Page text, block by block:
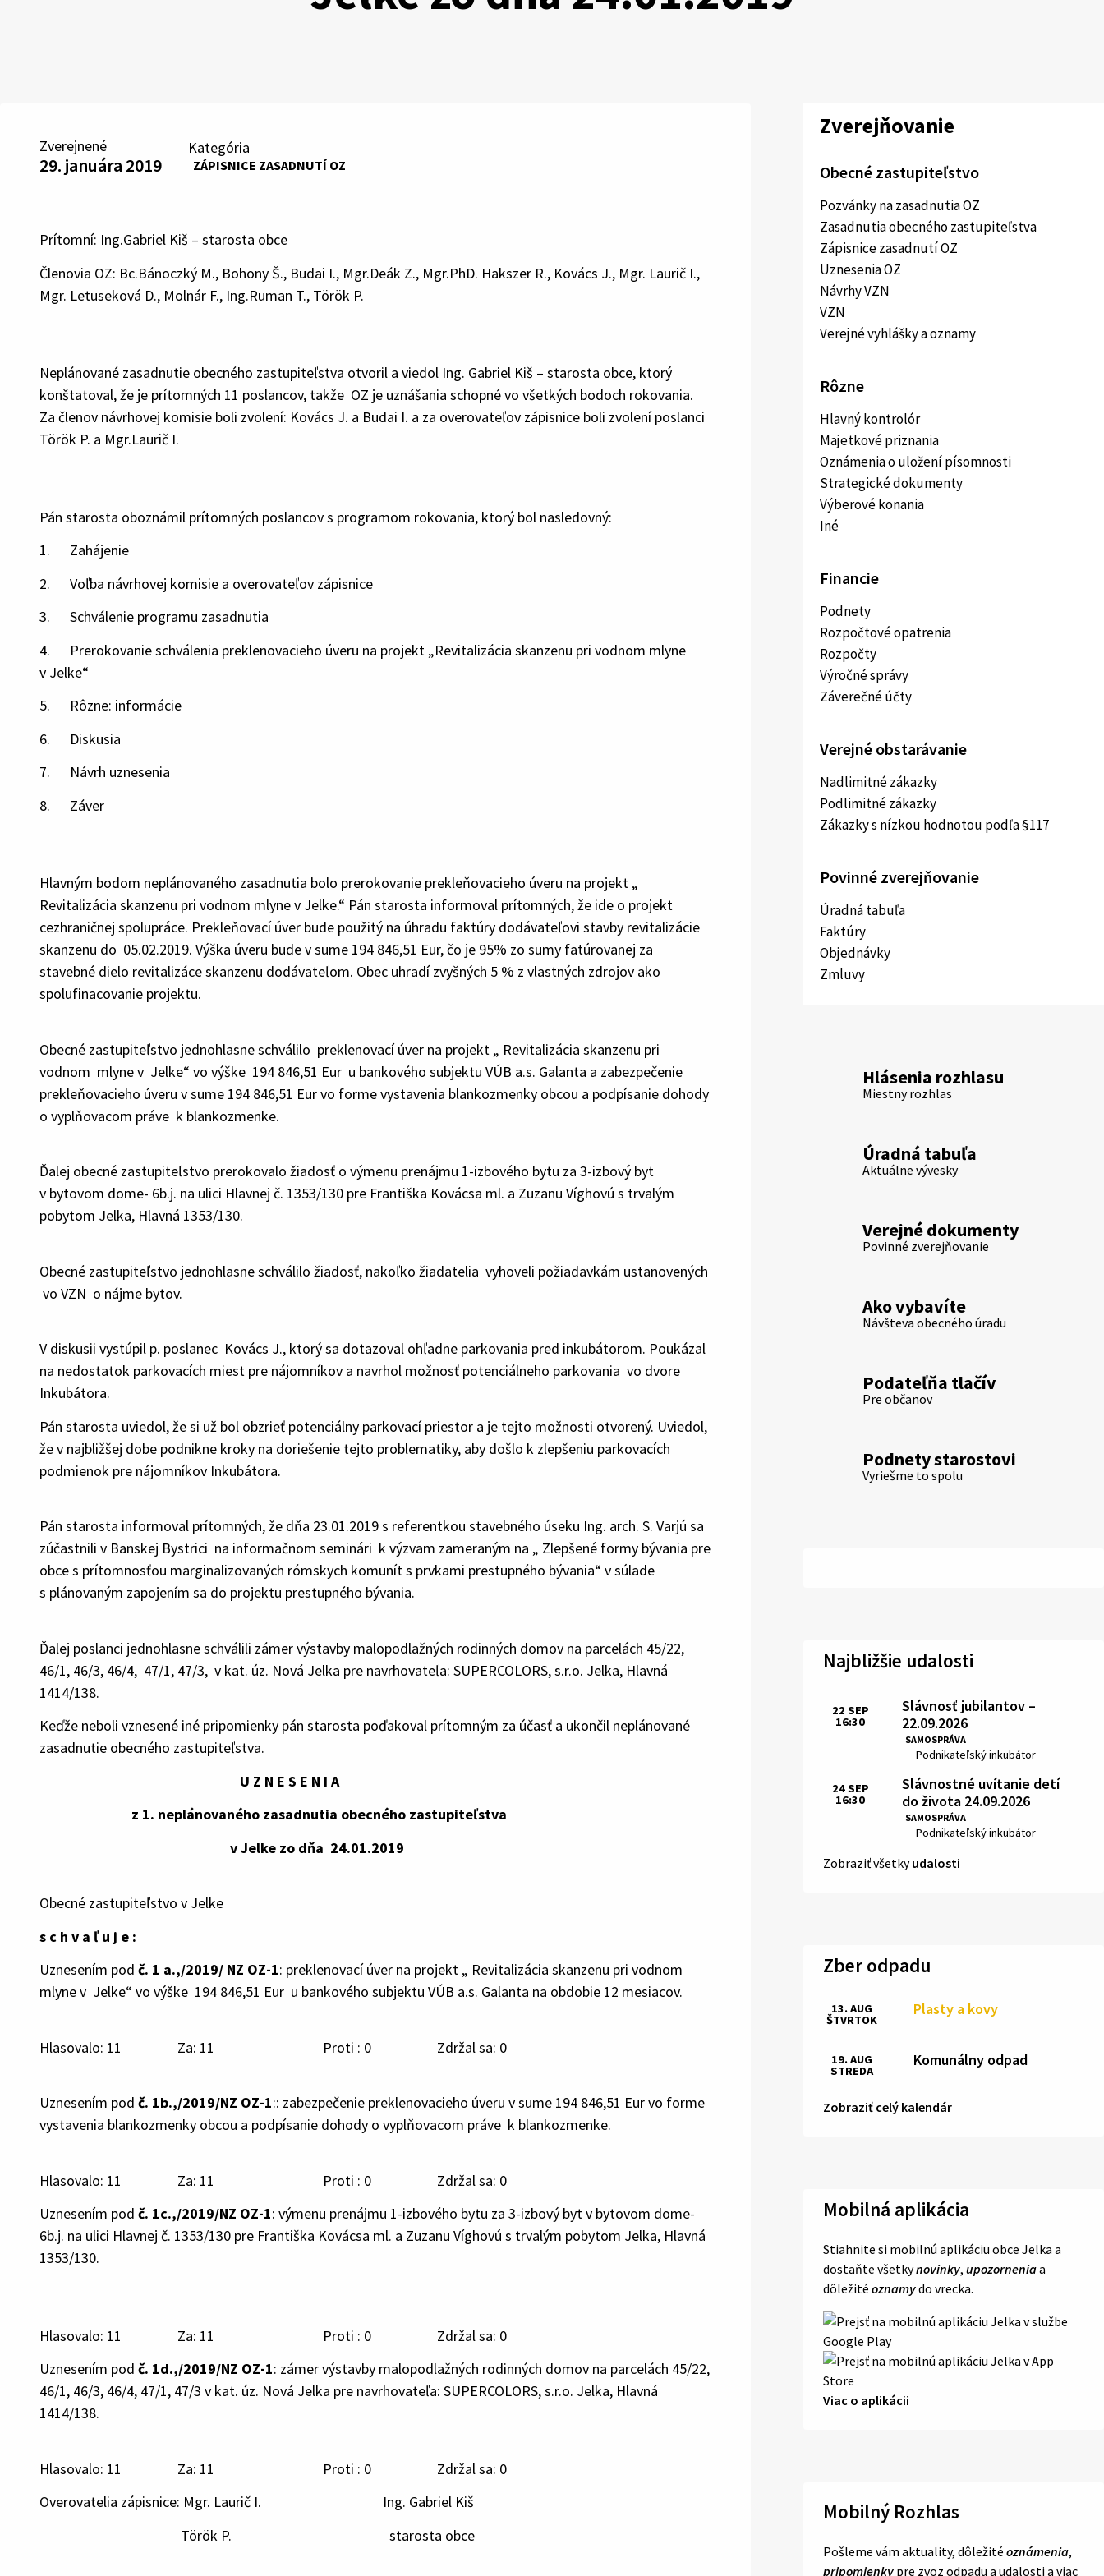
Zverejnené
29. januára 2019
Kategória
ZÁPISNICE ZASADNUTÍ OZ
Prítomní: Ing.Gabriel Kiš – starosta obce
Členovia OZ: Bc.Bánoczký M., Bohony Š., Budai I., Mgr.Deák Z., Mgr.PhD. Hakszer R., Kovács J., Mgr. Laurič I.,
Mgr. Letuseková D., Molnár F., Ing.Ruman T., Török P.
Neplánované zasadnutie obecného zastupiteľstva otvoril a viedol Ing. Gabriel Kiš – starosta obce, ktorý
konštatoval, že je prítomných 11 poslancov, takže OZ je uznášania schopné vo všetkých bodoch rokovania.
Za členov návrhovej komisie boli zvolení: Kovács J. a Budai I. a za overovateľov zápisnice boli zvolení poslanci
Török P. a Mgr.Laurič I.
Pán starosta oboznámil prítomných poslancov s programom rokovania, ktorý bol nasledovný:
1. Zahájenie
2. Voľba návrhovej komisie a overovateľov zápisnice
3. Schválenie programu zasadnutia
4. Prerokovanie schválenia preklenovacieho úveru na projekt „Revitalizácia skanzenu pri vodnom mlyne
v Jelke“
5. Rôzne: informácie
6. Diskusia
7. Návrh uznesenia
8. Záver
Hlavným bodom neplánovaného zasadnutia bolo prerokovanie prekleňovacieho úveru na projekt „
Revitalizácia skanzenu pri vodnom mlyne v Jelke.“ Pán starosta informoval prítomných, že ide o projekt
cezhraničnej spolupráce. Prekleňovací úver bude použitý na úhradu faktúry dodávateľovi stavby revitalizácie
skanzenu do 05.02.2019. Výška úveru bude v sume 194 846,51 Eur, čo je 95% zo sumy fatúrovanej za
stavebné dielo revitalizáce skanzenu dodávateľom. Obec uhradí zvyšných 5 % z vlastných zdrojov ako
spolufinacovanie projektu.
Obecné zastupiteľstvo jednohlasne schválilo preklenovací úver na projekt „ Revitalizácia skanzenu pri
vodnom mlyne v Jelke“ vo výške 194 846,51 Eur u bankového subjektu VÚB a.s. Galanta a zabezpečenie
prekleňovacieho úveru v sume 194 846,51 Eur vo forme vystavenia blankozmenky obcou a podpísanie dohody
o vyplňovacom práve k blankozmenke.
Ďalej obecné zastupiteľstvo prerokovalo žiadosť o výmenu prenájmu 1-izbového bytu za 3-izbový byt
v bytovom dome- 6b.j. na ulici Hlavnej č. 1353/130 pre Františka Kovácsa ml. a Zuzanu Víghovú s trvalým
pobytom Jelka, Hlavná 1353/130.
Obecné zastupiteľstvo jednohlasne schválilo žiadosť, nakoľko žiadatelia vyhoveli požiadavkám ustanovených
vo VZN o nájme bytov.
V diskusii vystúpil p. poslanec Kovács J., ktorý sa dotazoval ohľadne parkovania pred inkubátorom. Poukázal
na nedostatok parkovacích miest pre nájomníkov a navrhol možnosť potenciálneho parkovania vo dvore
Inkubátora.
Pán starosta uviedol, že si už bol obzrieť potenciálny parkovací priestor a je tejto možnosti otvorený. Uviedol,
že v najbližšej dobe podnikne kroky na doriešenie tejto problematiky, aby došlo k zlepšeniu parkovacích
podmienok pre nájomníkov Inkubátora.
Pán starosta informoval prítomných, že dňa 23.01.2019 s referentkou stavebného úseku Ing. arch. S. Varjú sa
zúčastnili v Banskej Bystrici na informačnom seminári k výzvam zameraným na „ Zlepšené formy bývania pre
obce s prítomnosťou marginalizovaných rómskych komunít s prvkami prestupného bývania“ v súlade
s plánovaným zapojením sa do projektu prestupného bývania.
Ďalej poslanci jednohlasne schválili zámer výstavby malopodlažných rodinných domov na parcelách 45/22,
46/1, 46/3, 46/4, 47/1, 47/3, v kat. úz. Nová Jelka pre navrhovateľa: SUPERCOLORS, s.r.o. Jelka, Hlavná
1414/138.
Keďže neboli vznesené iné pripomienky pán starosta poďakoval prítomným za účasť a ukončil neplánované
zasadnutie obecného zastupiteľstva.
U Z N E S E N I A
z 1. neplánovaného zasadnutia obecného zastupiteľstva
v Jelke zo dňa 24.01.2019
Obecné zastupiteľstvo v Jelke
s c h v a ľ u j e :
Uznesením pod č. 1 a.,/2019/ NZ OZ-1: preklenovací úver na projekt „ Revitalizácia skanzenu pri vodnom
mlyne v Jelke“ vo výške 194 846,51 Eur u bankového subjektu VÚB a.s. Galanta na obdobie 12 mesiacov.
Hlasovalo: 11 Za: 11 Proti : 0 Zdržal sa: 0
Uznesením pod č. 1b.,/2019/NZ OZ-1:: zabezpečenie preklenovacieho úveru v sume 194 846,51 Eur vo forme
vystavenia blankozmenky obcou a podpísanie dohody o vyplňovacom práve k blankozmenke.
Hlasovalo: 11 Za: 11 Proti : 0 Zdržal sa: 0
Uznesením pod č. 1c.,/2019/NZ OZ-1: výmenu prenájmu 1-izbového bytu za 3-izbový byt v bytovom dome-
6b.j. na ulici Hlavnej č. 1353/130 pre Františka Kovácsa ml. a Zuzanu Víghovú s trvalým pobytom Jelka, Hlavná
1353/130.
Hlasovalo: 11 Za: 11 Proti : 0 Zdržal sa: 0
Uznesením pod č. 1d.,/2019/NZ OZ-1: zámer výstavby malopodlažných rodinných domov na parcelách 45/22,
46/1, 46/3, 46/4, 47/1, 47/3 v kat. úz. Nová Jelka pre navrhovateľa: SUPERCOLORS, s.r.o. Jelka, Hlavná
1414/138.
Hlasovalo: 11 Za: 11 Proti : 0 Zdržal sa: 0
Overovatelia zápisnice: Mgr. Laurič I. Ing. Gabriel Kiš
Török P. starosta obce
Zverejňovanie
Obecné zastupiteľstvo
Pozvánky na zasadnutia OZ
Zasadnutia obecného zastupiteľstva
Zápisnice zasadnutí OZ
Uznesenia OZ
Návrhy VZN
VZN
Verejné vyhlášky a oznamy
Rôzne
Hlavný kontrolór
Majetkové priznania
Oznámenia o uložení písomnosti
Strategické dokumenty
Výberové konania
Iné
Financie
Podnety
Rozpočtové opatrenia
Rozpočty
Výročné správy
Záverečné účty
Verejné obstarávanie
Nadlimitné zákazky
Podlimitné zákazky
Zákazky s nízkou hodnotou podľa §117
Povinné zverejňovanie
Úradná tabuľa
Faktúry
Objednávky
Zmluvy
Hlásenia rozhlasu
Miestny rozhlas
Úradná tabuľa
Aktuálne vývesky
Verejné dokumenty
Povinné zverejňovanie
Ako vybavíte
Návšteva obecného úradu
Podateľňa tlačív
Pre občanov
Podnety starostovi
Vyriešme to spolu
Najbližšie udalosti
Slávnosť jubilantov –
22.09.2026
SAMOSPRÁVA
Miesto:
Podnikateľský inkubátor
Čas:
22 SEP
16:30
Slávnostné uvítanie detí
do života 24.09.2026
SAMOSPRÁVA
Miesto:
Podnikateľský inkubátor
Čas:
24SEP
16:30
Zobraziť všetkyudalosti
Zber odpadu
Plasty a kovy
13. AUG
ŠTVRTOK
Komunálny odpad
19. AUG
STREDA
Zobraziť celý kalendár
Mobilná aplikácia
Stiahnite si mobilnú aplikáciu obce Jelka a
dostaňte všetkynovinky, upozorneniaa
dôležité oznamydo vrecka.
Viac o aplikácii
Mobilný Rozhlas
Pošleme vám aktuality, dôležité oznámenia,
pripomienky pre zvoz odpadu a udalosti a viac